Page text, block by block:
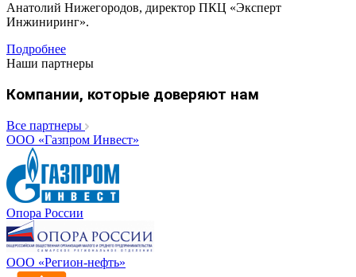
Анатолий Нижегородов, директор ПКЦ «Эксперт
Инжиниринг».
Подробнее
Наши партнеры
Компании, которые доверяют нам
Все партнеры
ООО «Газпром Инвест»
Опора России
ООО «Регион-нефть»